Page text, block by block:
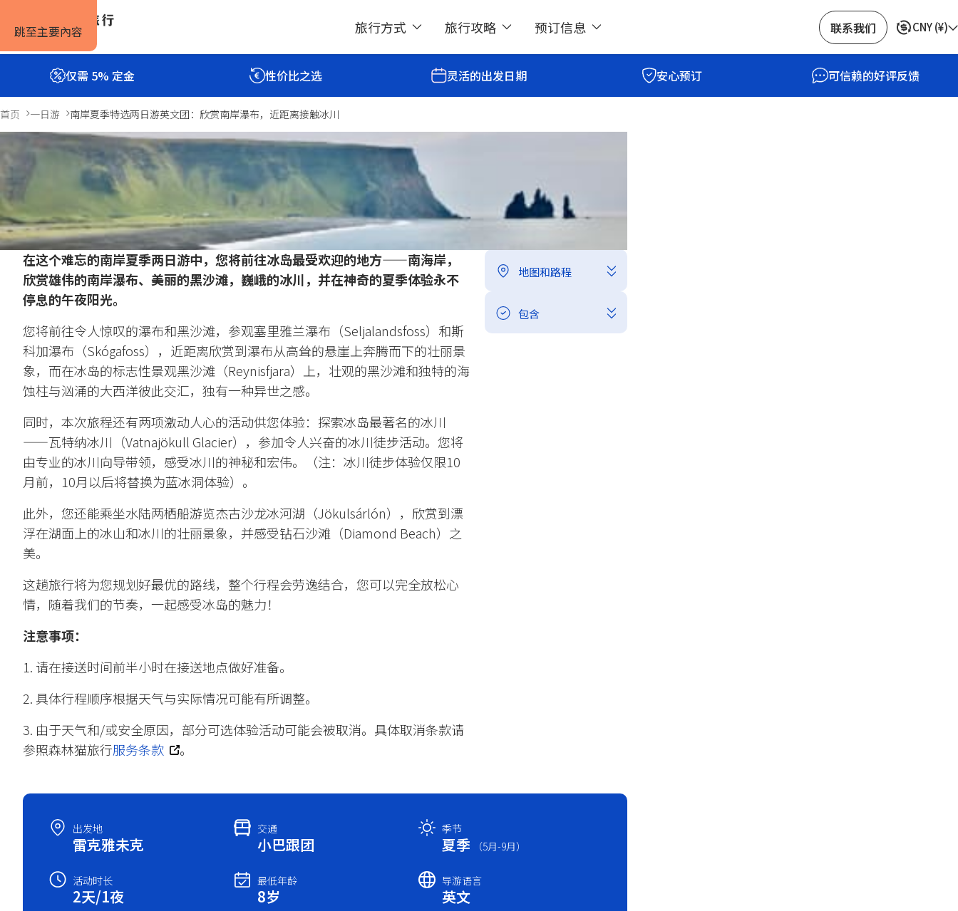
跳至主要內容 联系我们 CNY(¥)
旅行方式 旅行攻略 预订信息
仅需 5% 定金 性价比之选 灵活的出发日期 安心预订 可信赖的好评反馈
首页 一日游 南岸夏季特选两日游英文团：欣赏南岸瀑布，近距离接触冰川
南岸夏季特选两日游英文团：欣赏南岸瀑布，近距离接触冰
川
Previous
slide
Next
slide
简介行程包含评价常见问题
在这个难忘的南岸夏季两日游中，您将前往冰岛最受欢迎的地方——南海岸，
欣赏雄伟的南岸瀑布、美丽的黑沙滩，巍峨的冰川，并在神奇的夏季体验永不
停息的午夜阳光。
您将前往令人惊叹的瀑布和黑沙滩，参观塞里雅兰瀑布（Seljalandsfoss）和斯
科加瀑布（Skógafoss），近距离欣赏到瀑布从高耸的悬崖上奔腾而下的壮丽景
象，而在冰岛的标志性景观黑沙滩（Reynisfjara）上，壮观的黑沙滩和独特的海
蚀柱与汹涌的大西洋彼此交汇，独有一种异世之感。
同时，本次旅程还有两项激动人心的活动供您体验：探索冰岛最著名的冰川
——瓦特纳冰川（Vatnajökull Glacier），参加令人兴奋的冰川徒步活动。您将
由专业的冰川向导带领，感受冰川的神秘和宏伟。（注：冰川徒步体验仅限10
月前，10月以后将替换为蓝冰洞体验）。
此外，您还能乘坐水陆两栖船游览杰古沙龙冰河湖（Jökulsárlón），欣赏到漂
浮在湖面上的冰山和冰川的壮丽景象，并感受钻石沙滩（Diamond Beach）之
美。
这趟旅行将为您规划好最优的路线，整个行程会劳逸结合，您可以完全放松心
情，随着我们的节奏，一起感受冰岛的魅力！
注意事项：
1. 请在接送时间前半小时在接送地点做好准备。
2. 具体行程顺序根据天气与实际情况可能有所调整。
3. 由于天气和/或安全原因，部分可选体验活动可能会被取消。具体取消条款请
参照森林猫旅行服务条款 。
地图和路程
包含
出发地
雷克雅未克
交通
小巴跟团
季节
夏季 （5月-9月）
活动时长
2天/1夜
最低年龄
8岁
导游语言
英文